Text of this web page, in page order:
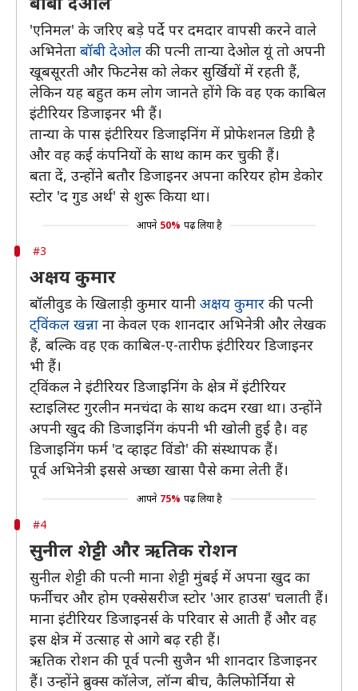
'एनिमल' के जरिए बड़े पर्दे पर दमदार वापसी करने वाले
अभिनेता बॉबी देओल की पत्नी तान्या देओल यूं तो अपनी
खूबसूरती और फिटनेस को लेकर सुर्खियों में रहती हैं,
लेकिन यह बहुत कम लोग जानते होंगे कि वह एक काबिल
इंटीरियर डिजाइनर भी हैं।
तान्या के पास इंटीरियर डिजाइनिंग में प्रोफेशनल डिग्री है
और वह कई कंपनियों के साथ काम कर चुकी हैं।
बता दें, उन्होंने बतौर डिजाइनर अपना करियर होम डेकोर
स्टोर 'द गुड अर्थ' से शुरू किया था।
आपने 50% पढ़ लिया है
#3
अक्षय कुमार
बॉलीवुड के खिलाड़ी कुमार यानी अक्षय कुमार की पत्नी
ट्विंकल खन्ना ना केवल एक शानदार अभिनेत्री और लेखक
हैं, बल्कि वह एक काबिल-ए-तारीफ इंटीरियर डिजाइनर
भी हैं।
ट्विंकल ने इंटीरियर डिजाइनिंग के क्षेत्र में इंटीरियर
स्टाइलिस्ट गुरलीन मनचंदा के साथ कदम रखा था। उन्होंने
अपनी खुद की डिजाइनिंग कंपनी भी खोली हुई है। वह
डिजाइनिंग फर्म 'द व्हाइट विंडो' की संस्थापक हैं।
पूर्व अभिनेत्री इससे अच्छा खासा पैसे कमा लेती हैं।
आपने 75% पढ़ लिया है
#4
सुनील शेट्टी और ऋतिक रोशन
सुनील शेट्टी की पत्नी माना शेट्टी मुंबई में अपना खुद का
फर्नीचर और होम एक्सेसरीज स्टोर 'आर हाउस' चलाती हैं।
माना इंटीरियर डिजाइनर्स के परिवार से आती हैं और वह
इस क्षेत्र में उत्साह से आगे बढ़ रही हैं।
ऋतिक रोशन की पूर्व पत्नी सुजैन भी शानदार डिजाइनर
हैं। उन्होंने ब्रुक्स कॉलेज, लॉन्ग बीच, कैलिफोर्निया से